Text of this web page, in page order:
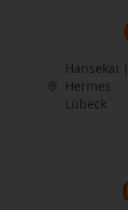
Hansekai
Hermes
Lübeck